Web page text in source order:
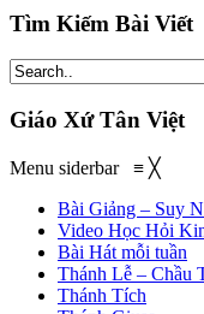
Tìm Kiếm Bài Viết
Giáo Xứ Tân Việt
Menu siderbar ≡ ╳
Bài Giảng – Suy
Video Học Hỏi
Bài Hát mỗi tuần
Thánh Lễ – Chầu
Thánh Tích